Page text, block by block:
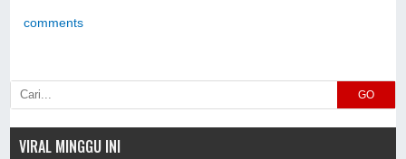
comments
GO
VIRAL MINGGU INI